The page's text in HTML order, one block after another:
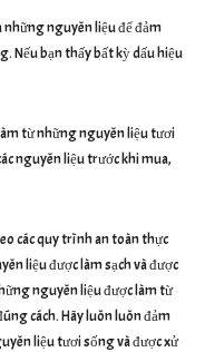
những nguyên liệu để đảm
Nếu bạn thấy bất kỳ dấu hiệu
từ những nguyên liệu tươi
nguyên liệu trước khi mua,
các quy trình an toàn thực
liệu được làm sạch và được
nguyên liệu được làm từ
cách. Hãy luôn luôn đảm
liệu tươi sống và được xử